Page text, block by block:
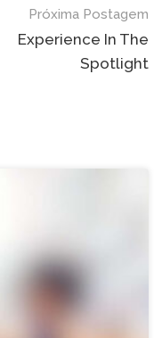
Próxima Postagem
Experience In The
Spotlight